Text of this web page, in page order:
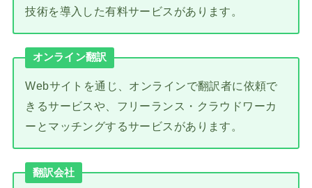
技術を導入した有料サービスがあります。
オンライン翻訳
Webサイトを通じ、オンラインで翻訳者に依頼で
きるサービスや、フリーランス・クラウドワーカ
ーとマッチングするサービスがあります。
翻訳会社